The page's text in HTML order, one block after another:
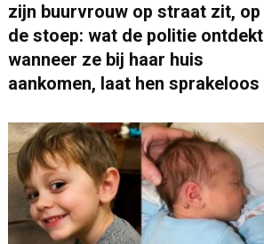
zijn buurvrouw op straat zit, op
de stoep: wat de politie ontdekt
wanneer ze bij haar huis
aankomen, laat hen sprakeloos